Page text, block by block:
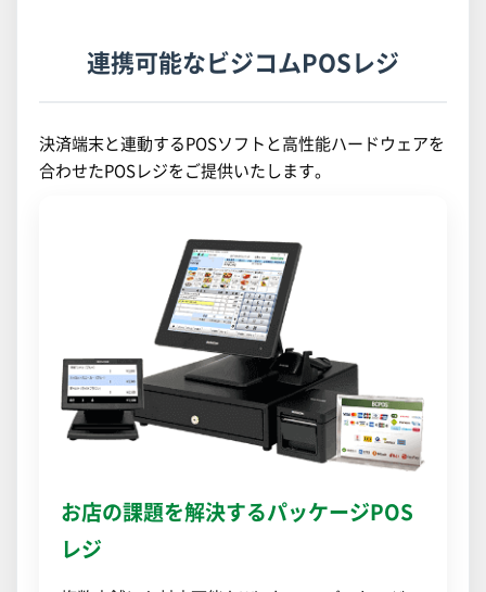
連携可能なビジコムPOSレジ
決済端末と連動するPOSソフトと高性能ハードウェアを
合わせたPOSレジをご提供いたします。
お店の課題を解決するパッケージPOS
レジ